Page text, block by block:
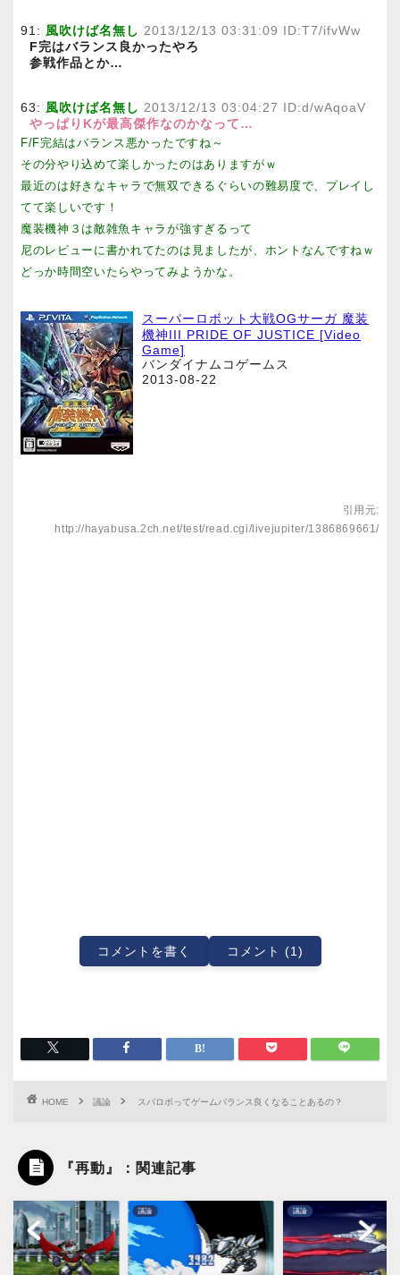
91: 風吹けば名無し 2013/12/13 03:31:09 ID:T7/ifvWw
F完はバランス良かったやろ
参戦作品とか…
63: 風吹けば名無し 2013/12/13 03:04:27 ID:d/wAqoaV
やっぱりKが最高傑作なのかなって…
F/F完結はバランス悪かったですね～
その分やり込めて楽しかったのはありますがｗ
最近のは好きなキャラで無双できるぐらいの難易度で、プレイし
てて楽しいです！
魔装機神３は敵雑魚キャラが強すぎるって
尼のレビューに書かれてたのは見ましたが、ホントなんですねｗ
どっか時間空いたらやってみようかな。
スーパーロボット大戦OGサーガ 魔装
機神III PRIDE OF JUSTICE [Video
Game]
バンダイナムコゲームス
2013-08-22
引用元:
http://hayabusa.2ch.net/test/read.cgi/livejupiter/1386869661/
コメントを書く コメント (1)
HOME 議論 スパロボってゲームバランス良くなることあるの？
『再動』：関連記事
議論 議論